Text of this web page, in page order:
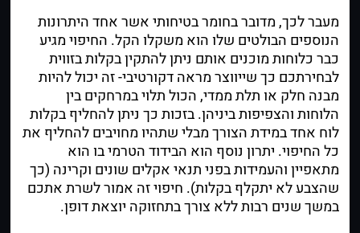
מעבר לכך, מדובר בחומר בטיחותי אשר אחד היתרונות
הנוספים הבולטים שלו הוא משקלו הקל. החיפוי מגיע
כבר כלוחות מוכנים אותם ניתן להתקין בקלות בזווית
לבחירתכם כך שייווצר מראה דקורטיבי- זה יכול להיות
מבנה חלק או תלת ממדי, הכול תלוי במרחקים בין
הלוחות והצפיפות ביניהן. בזכות כך ניתן להחליף בקלות
לוח אחד במידת הצורך מבלי שתהיו מחויבים להחליף את
כל החיפוי. יתרון נוסף הוא הבידוד הטרמי בו הוא
מתאפיין והעמידות בפני תנאי אקלים שונים וקרינה (כך
שהצבע לא יתקלף בקלות). חיפוי זה אמור לשרת אתכם
במשך שנים רבות ללא צורך בתחזוקה יוצאת דופן.